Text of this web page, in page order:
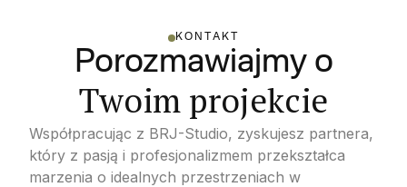
KONTAKT
Porozmawiajmy o
Twoim projekcie
Współpracując z BRJ-Studio, zyskujesz partnera,
który z pasją i profesjonalizmem przekształca
marzenia o idealnych przestrzeniach w